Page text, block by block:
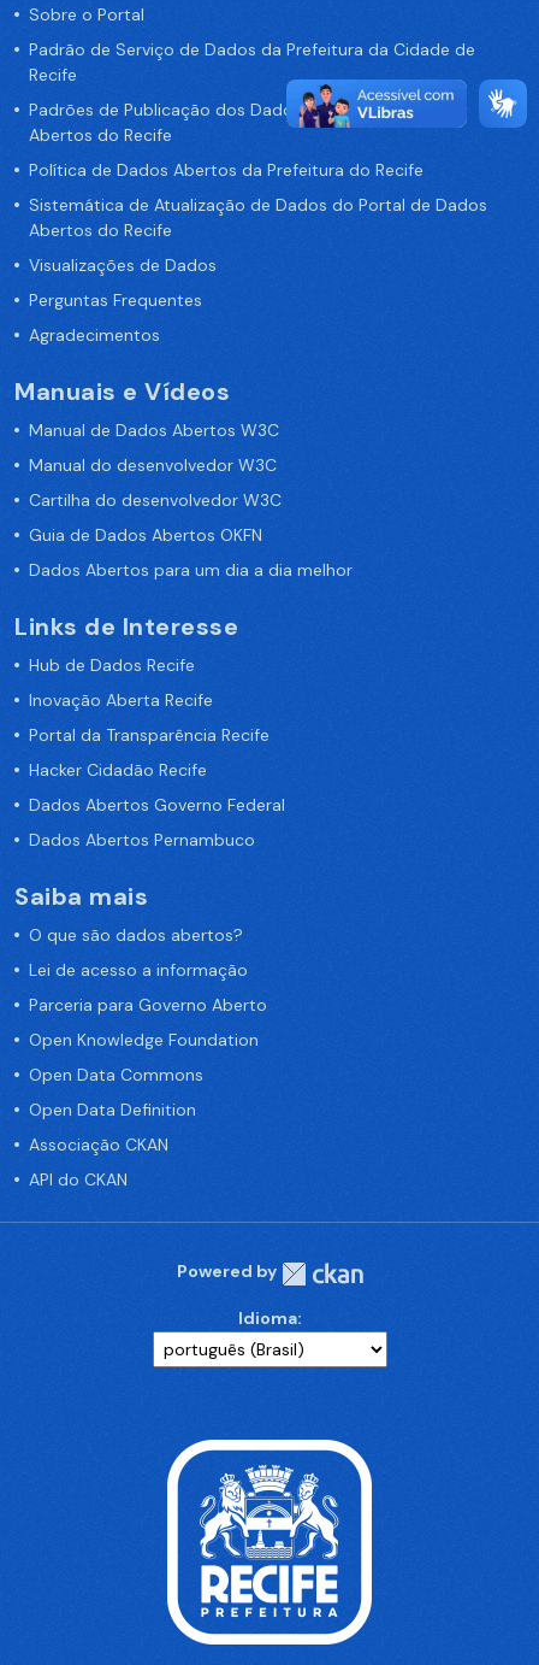
Sobre o Portal
Padrão de Serviço de Dados da Prefeitura da Cidade de
Recife
Padrões de Publicação dos Dados no Portal de Dados
Abertos do Recife
Política de Dados Abertos da Prefeitura do Recife
Sistemática de Atualização de Dados do Portal de Dados
Abertos do Recife
Visualizações de Dados
Perguntas Frequentes
Agradecimentos
Manuais e Vídeos
Manual de Dados Abertos W3C
Manual do desenvolvedor W3C
Cartilha do desenvolvedor W3C
Guia de Dados Abertos OKFN
Dados Abertos para um dia a dia melhor
Links de Interesse
Hub de Dados Recife
Inovação Aberta Recife
Portal da Transparência Recife
Hacker Cidadão Recife
Dados Abertos Governo Federal
Dados Abertos Pernambuco
Saiba mais
O que são dados abertos?
Lei de acesso a informação
Parceria para Governo Aberto
Open Knowledge Foundation
Open Data Commons
Open Data Definition
Associação CKAN
API do CKAN
Powered by
Idioma